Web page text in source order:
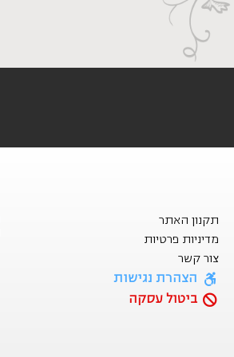
תקנון האתר
מדיניות פרטיות
צור קשר
הצהרת נגישות
ביטול עסקה